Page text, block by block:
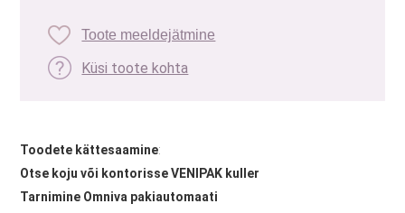
Toote meeldejätmine
Küsi toote kohta
Toodete kättesaamine:
Otse koju või kontorisse VENIPAK kuller
Tarnimine Omniva pakiautomaati